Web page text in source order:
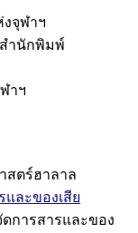
จุฬาฯ
สำนักพิมพ์
าฯ
สตร์ฮาลาล
ละของเสีย
การสารและของ